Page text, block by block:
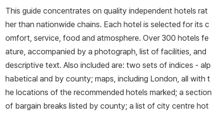
This guide concentrates on quality independent hotels rat
her than nationwide chains. Each hotel is selected for its c
omfort, service, food and atmosphere. Over 300 hotels fe
ature, accompanied by a photograph, list of facilities, and
descriptive text. Also included are: two sets of indices - alp
habetical and by county; maps, including London, all with t
he locations of the recommended hotels marked; a section
of bargain breaks listed by county; a list of city centre hot